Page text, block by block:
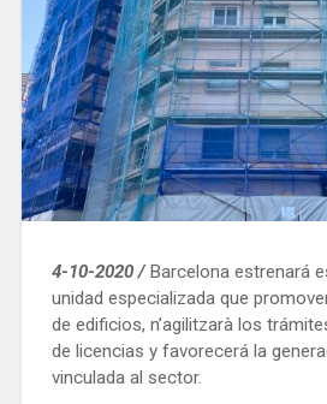
4-10-2020 /Barcelona estrenará
unidad especializada que
de edificios, n’agilitzarà los
de licencias y favorecerá la
vinculada al sector.